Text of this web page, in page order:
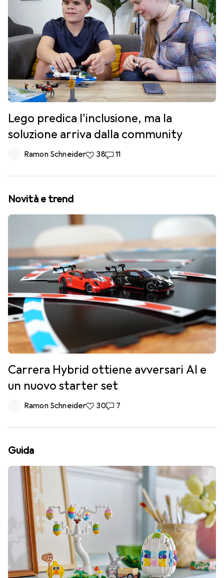
Lego predica l'inclusione, ma la
soluzione arriva dalla community
Ramon Schneider38 like
3811 commenti
11
Novità e trend
Carrera Hybrid ottiene avversari AI e
un nuovo starter set
Ramon Schneider30 like
307 commenti
7
Guida